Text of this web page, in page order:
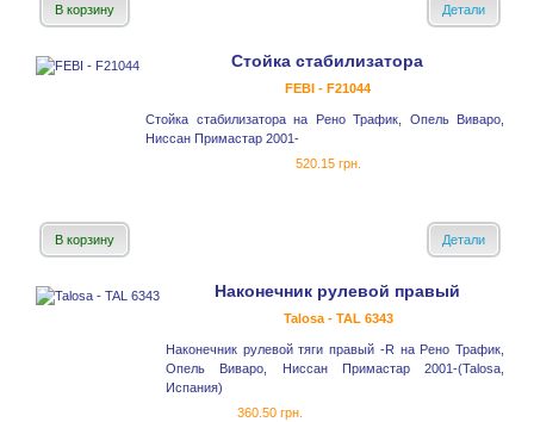
В корзину Детали
Стойка стабилизатора
FEBI - F21044
Стойка стабилизатора на Рено Трафик, Опель Виваро,
Ниссан Примастар 2001-
520.15 грн.
В корзину Детали
Наконечник рулевой правый
Talosa - TAL 6343
Наконечник рулевой тяги правый -R на Рено Трафик,
Опель Виваро, Ниссан Примастар 2001-(Talosa,
Испания)
360.50 грн.